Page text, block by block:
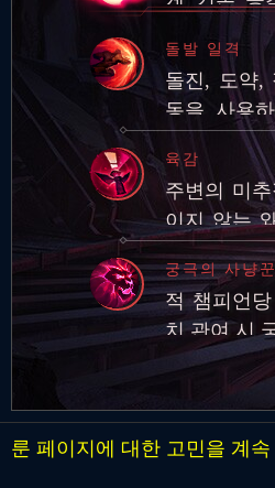
스킬 3회
추가 적응
돌발 일격
돌진, 도약,
동을 사용
서 빠져나
에게 기본
피해를 입
육감
주변의 미
이지 않는
로 감지하
궁극의 사냥꾼
적 챔피언
치 관여 시
대기시간 영
룬 페이지에 대한 고민을 계